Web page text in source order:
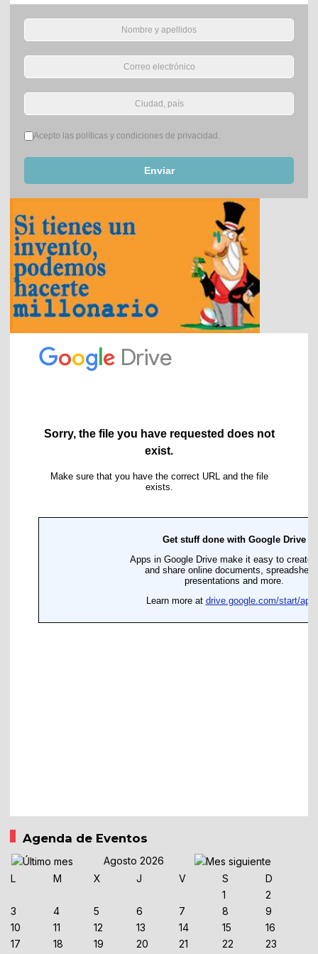
Términos del servicio*
Acepto las políticas y condiciones de privacidad.
Enviar
Agenda de Eventos
Agosto 2026
L
M X J V S
D
1
2
3
4 5 6 7 8
9
10
11 12 13 14 15
16
17
18 19 20 21 22 23